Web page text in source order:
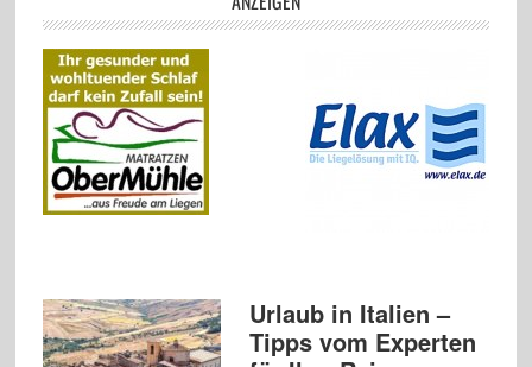
Urlaub in Italien –
Tipps vom Experten